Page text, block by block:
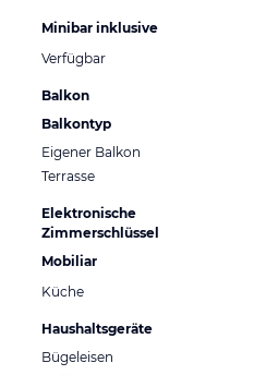
Minibar inklusive
Verfügbar
Balkon
Balkontyp
Eigener Balkon
Terrasse
Elektronische
Zimmerschlüssel
Mobiliar
Küche
Haushaltsgeräte
Bügeleisen